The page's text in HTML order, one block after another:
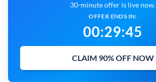
30-minute offer is live now.
OFFER ENDS IN:
00:29:44
CLAIM 90% OFF NOW